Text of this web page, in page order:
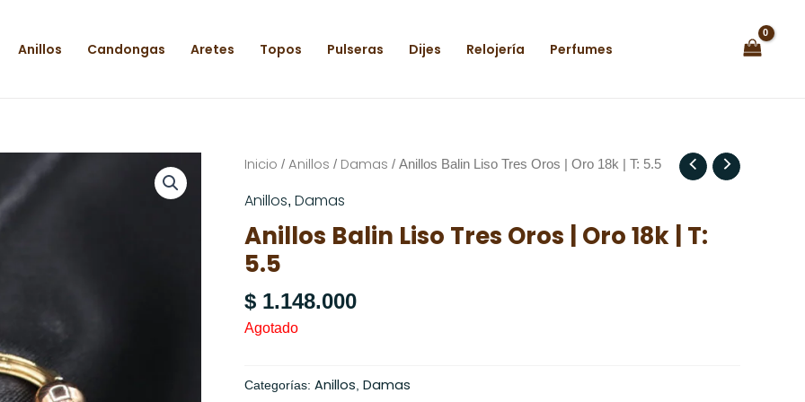
Anillos Candongas Aretes Topos Pulseras Dijes Relojería Perfumes
Inicio / Anillos / Damas / Anillos Balin Liso Tres Oros | Oro 18k | T: 5.5
Anillos, Damas
Anillos Balin Liso Tres Oros | Oro 18k | T:
5.5
$ 1.148.000
Agotado
Categorías: Anillos Damas